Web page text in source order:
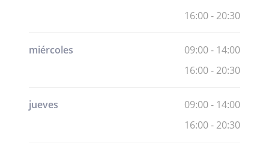
16:00 - 20:30
miércoles
09:00 - 14:00
16:00 - 20:30
jueves
09:00 - 14:00
16:00 - 20:30